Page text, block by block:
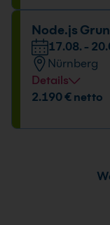
Datum und
17.08. -
09:00 - 16:00
Node.js
17.08. -
Nürnberg
Details
17.08. -
2.190 € netto